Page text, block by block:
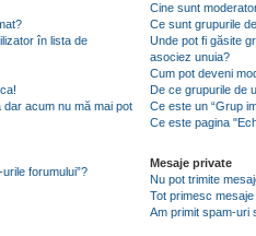
în lista de
acum nu mă mai pot
forumului”?
Cine sunt
Ce sunt grupurile
Unde pot fi găsite
asociez unuia?
Cum pot deveni
De ce grupurile de
Ce este un “Grup
Ce este pagina
Mesaje private
Nu pot trimite
Tot primesc
Am primit spam-uri